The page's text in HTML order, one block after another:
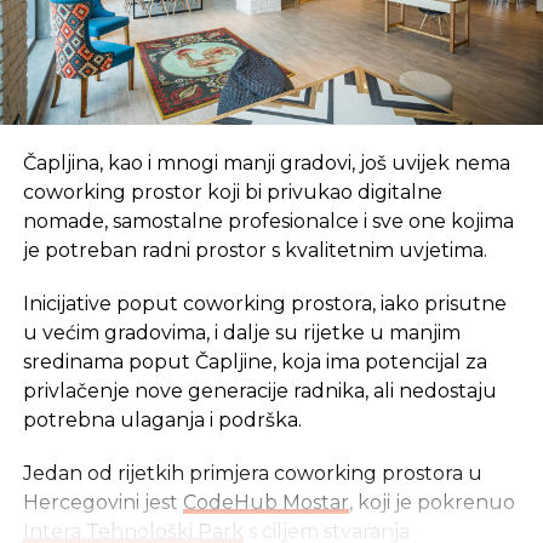
Govoreći o šumskim gazdinstvima koja su poslovala
u plusu, Marić je istakao da su najveću dobit
ostvarili „Ribnik“ iz Ribnika – 720.000 i „Vučevica“ iz
– Dobit veću od pola miliona maraka imao je i
„Visočnik“ iz Han Pijeska, koji je bio u plusu 540.000
maraka. Veliki profit ostvario je i „Oštrelj-Drinić“ iz
420.000 maraka, dok je „Klekovača Potoci“ iz
Istočnog Drvara imala dobit od 400.000 KM –
naveo je Marić.
Prvi čovjek „Šuma“ očekuje da će preduzeće
– U proizvodno-finansijskom planu planirana je
dobit od 4,50 miliona KM. Međutim, mi bismo plan
Čapljina, kao i mnogi manji gradovi, još uvijek nema
coworking prostor koji bi privukao digitalne
nomade, samostalne profesionalce i sve one kojima
je potreban radni prostor s kvalitetnim uvjetima.
Inicijative poput coworking prostora, iako prisutne
u većim gradovima, i dalje su rijetke u manjim
sredinama poput Čapljine, koja ima potencijal za
privlačenje nove generacije radnika, ali nedostaju
potrebna ulaganja i podrška.
Jedan od rijetkih primjera coworking prostora u
Hercegovini jest CodeHub Mostar, koji je pokrenuo
Intera Tehnološki Park s ciljem stvaranja